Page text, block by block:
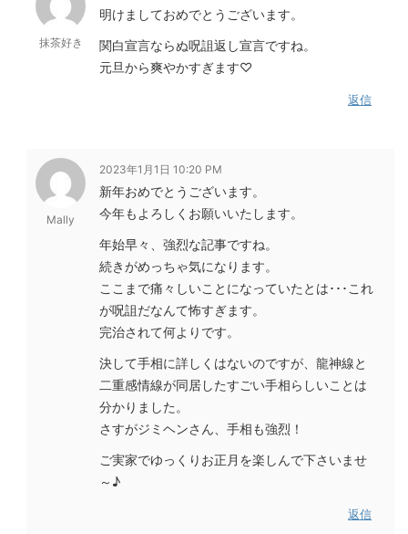
抹茶好き
明けましておめでとうございます。
関白宣言ならぬ呪詛返し宣言ですね。
元旦から爽やかすぎます♡
返信
Mally
2023年1月1日 10:20 PM
新年おめでとうございます。
今年もよろしくお願いいたします。
年始早々、強烈な記事ですね。
続きがめっちゃ気になります。
ここまで痛々しいことになっていたとは･･･これ
が呪詛だなんて怖すぎます。
完治されて何よりです。
決して手相に詳しくはないのですが、龍神線と
二重感情線が同居したすごい手相らしいことは
分かりました。
さすがジミヘンさん、手相も強烈！
ご実家でゆっくりお正月を楽しんで下さいませ
～♪
返信